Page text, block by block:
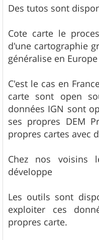
Des tutos sont
Cote carte le
d'une cartographie
généralise en Europe
C'est le cas en
carte sont open
données IGN sont
ses propres DEM
propres cartes avec
Chez nos voisins
développe
Les outils sont
exploiter ces
propres carte.